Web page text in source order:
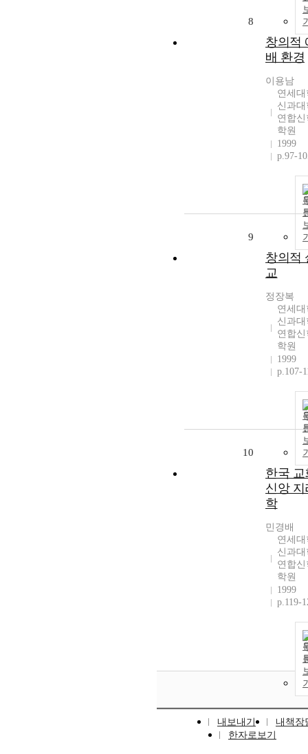
8
창의적
배 환경
이용남
연세
신과대
연합
학원
1999
p.97-
9
창의적
교
정장복
연세
신과대
연합
학원
1999
p.107-
10
한국 교
신앙 지
학
민경배
연세
신과대
연합
학원
1999
p.119-
내보내기
내책장
한자로보기